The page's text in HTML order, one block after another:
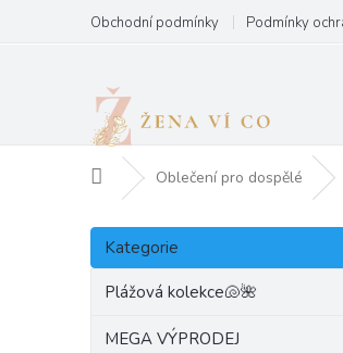
obsah
Obchodní podmínky Podmínky
Domů Oblečení pro dospělé
P
s
Přeskočit
kategorie
Kategorie
Plážová kolekce🐚🌺
MEGA VÝPRODEJ